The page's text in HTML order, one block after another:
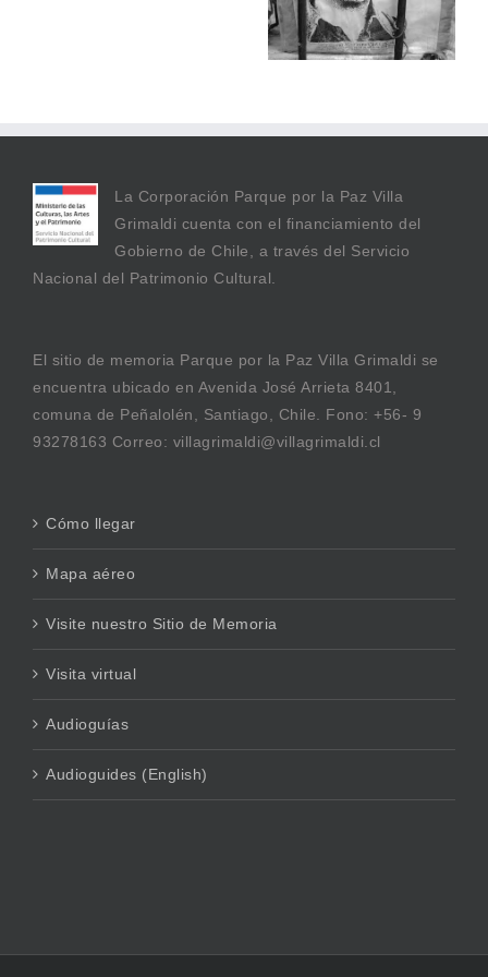
La Corporación Parque por la Paz Villa
Grimaldi cuenta con el financiamiento del
Gobierno de Chile, a través del Servicio
Nacional del Patrimonio Cultural.
El sitio de memoria Parque por la Paz Villa Grimaldi se
encuentra ubicado en Avenida José Arrieta 8401,
comuna de Peñalolén, Santiago, Chile. Fono: +56- 9
93278163 Correo: villagrimaldi@villagrimaldi.cl
Cómo llegar
Mapa aéreo
Visite nuestro Sitio de Memoria
Visita virtual
Audioguías
Audioguides (English)